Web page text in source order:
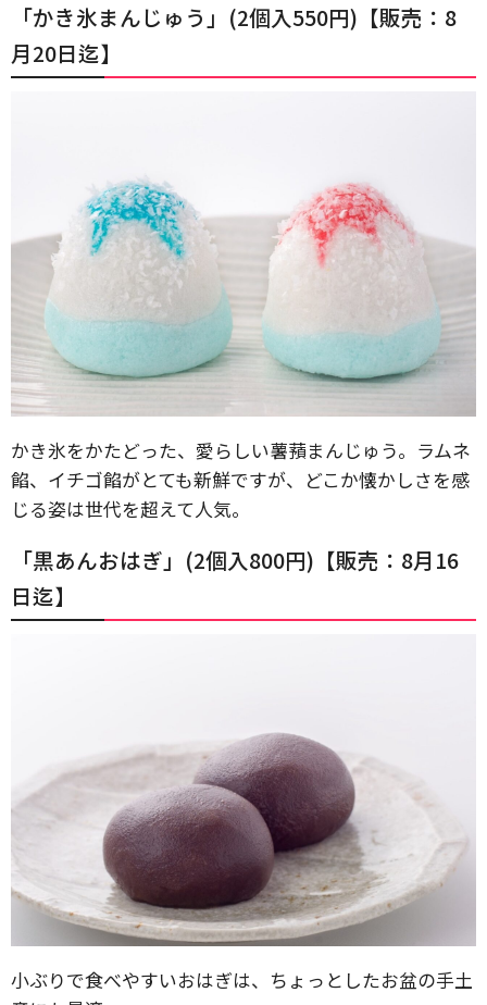
「かき氷まんじゅう」(2個入550円)【販売：8
月20日迄】
かき氷をかたどった、愛らしい薯蕷まんじゅう。ラムネ
餡、イチゴ餡がとても新鮮ですが、どこか懐かしさを感
じる姿は世代を超えて人気。
「黒あんおはぎ」(2個入800円)【販売：8月16
日迄】
小ぶりで食べやすいおはぎは、ちょっとしたお盆の手土